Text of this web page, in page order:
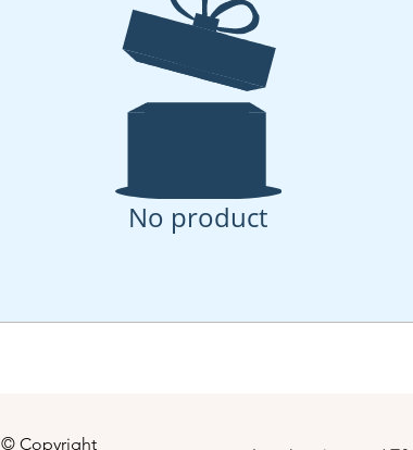
No product
© Copyright